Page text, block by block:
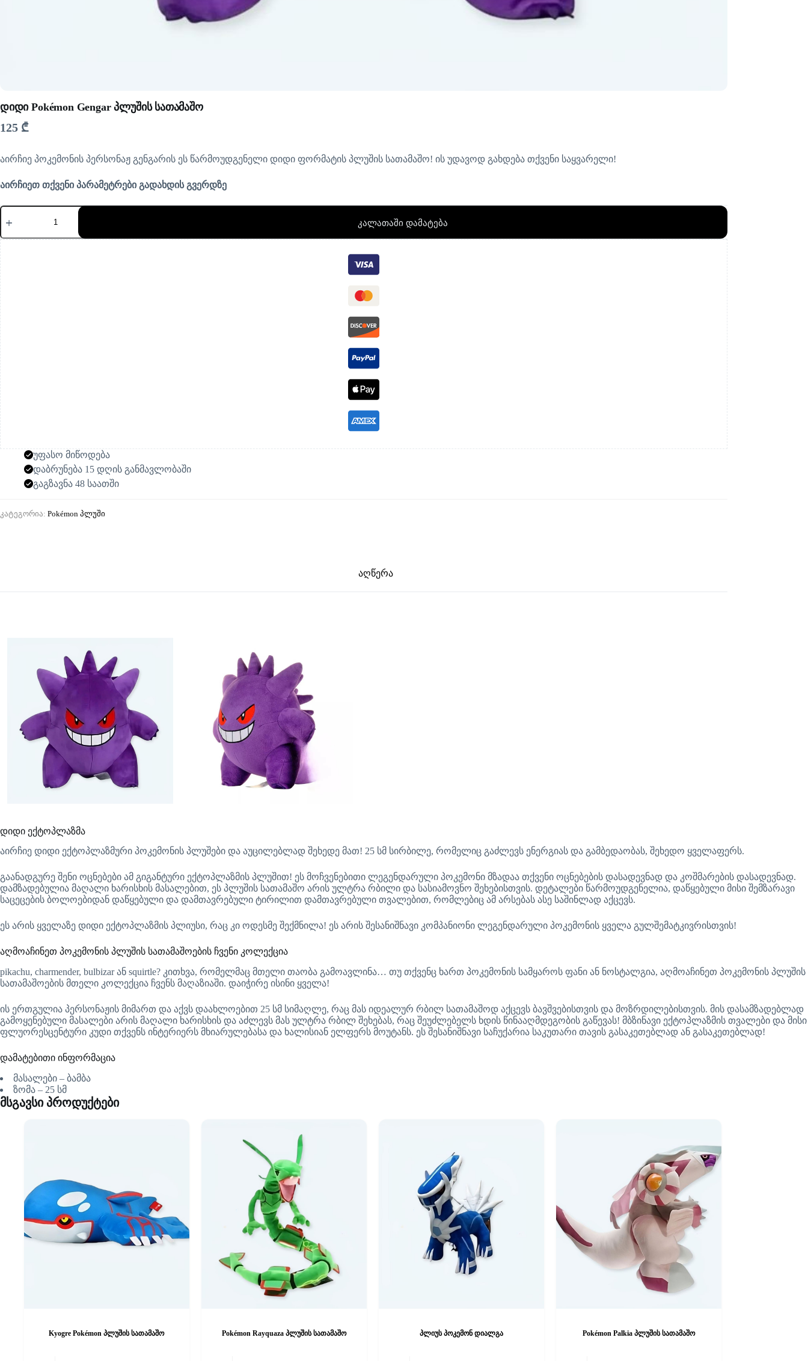
დიდი Pokémon Gengar პლუშის სათამაშო
125 ₾
აირჩიე პოკემონის პერსონაჟ გენგარის ეს წარმოუდგენელი დიდი ფორმატის პლუშის სათამაშო! ის უდავოდ გახდება თქვენი საყვარელი!
აირჩიეთ თქვენი პარამეტრები გადახდის გვერდზე
რაოდენობა:
დიდი
Gengar
პლუშის
სათამაშო
კალათაში დამატება
უფასო მიწოდება
დაბრუნება 15 დღის განმავლობაში
გაგზავნა 48 საათში
კატეგორია: Pokémon პლუში
აღწერა
დიდი ექტოპლაზმა
აირჩიე დიდი ექტოპლაზმური პოკემონის პლუშები და აუცილებლად შეხედე მათ! 25 სმ სირბილე, რომელიც გაძლევს ენერგიას და გამბედაობას, შეხედო ყველაფერს.
გაანადგურე შენი ოცნებები ამ გიგანტური ექტოპლაზმის პლუშით! ეს მოჩვენებითი ლეგენდარული პოკემონი მზადაა თქვენი ოცნებების დასადევნად და კოშმარების დასადევნად.
დამზადებულია მაღალი ხარისხის მასალებით, ეს პლუშის სათამაშო არის ულტრა რბილი და სასიამოვნო შეხებისთვის. დეტალები წარმოუდგენელია, დაწყებული მისი შემზარავი
საცეცების ბოლოებიდან დაწყებული და დამთავრებული ტირილით დამთავრებული თვალებით, რომლებიც ამ არსებას ასე საშინლად აქცევს.
ეს არის ყველაზე დიდი ექტოპლაზმის პლიუსი, რაც კი ოდესმე შექმნილა! ეს არის შესანიშნავი კომპანიონი ლეგენდარული პოკემონის ყველა გულშემატკივრისთვის!
აღმოაჩინეთ პოკემონის პლუშის სათამაშოების ჩვენი კოლექცია
pikachu, charmender, bulbizar ან squirtle? კითხვა, რომელმაც მთელი თაობა გამოავლინა… თუ თქვენც ხართ პოკემონის სამყაროს ფანი ან ნოსტალგია, აღმოაჩინეთ პოკემონის პლუშის
სათამაშოების მთელი კოლექცია ჩვენს მაღაზიაში. დაიჭირე ისინი ყველა!
ის ერთგულია პერსონაჟის მიმართ და აქვს დაახლოებით 25 სმ სიმაღლე, რაც მას იდეალურ რბილ სათამაშოდ აქცევს ბავშვებისთვის და მოზრდილებისთვის. მის დასამზადებლად
გამოყენებული მასალები არის მაღალი ხარისხის და აძლევს მას ულტრა რბილ შეხებას, რაც შეუძლებელს ხდის წინააღმდეგობის გაწევას! მბზინავი ექტოპლაზმის თვალები და მისი
ფლუორესცენტური კუდი თქვენს ინტერიერს მხიარულებასა და ხალისიან ელფერს მოუტანს. ეს შესანიშნავი საჩუქარია საკუთარი თავის გასაკეთებლად ან გასაკეთებლად!
დამატებითი ინფორმაცია
მასალები – ბამბა
ზომა – 25 სმ
მსგავსი პროდუქტები
Kyogre Pokémon პლუშის სათამაშო Pokémon Rayquaza პლუშის სათამაშო პლიუს პოკემონ დიალგა Pokémon Palkia პლუშის სათამაშო